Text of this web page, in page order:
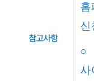
참고사항
홈
신
사